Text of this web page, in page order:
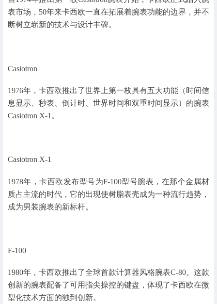
表市场，50年来卡西欧一直在拓展着腕表功能的边界，并不
断树立崭新的技术与设计丰碑。
Casiotron
1976年，卡西欧推出了世界上第一枚具有五大功能（时间信
息显示、秒表、倒计时、世界时间和双重时间显示）的腕表
Casiotron X-1。
Casiotron X-1
1978年，卡西欧发布型号为F-100型号腕表，在那个金属材
质占主流的时代，它的出现使树脂表壳成为一种流行趋势，
成为男装腕表的新标杆。
F-100
1980年，卡西欧推出了全球首款计算器风格腕表C-80。这款
创新的腕表配备了可用指尖操控的键盘，体现了卡西欧在微
型化技术方面的独到创新。